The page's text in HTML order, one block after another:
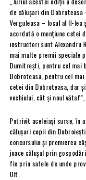
de călușari din
Verguleasa – locul al II-
acordată o mențiune cetei
instructori sunt Alexandru
mai multe premii speciale
Dumitrești, pentru cel mai
Dobroteasa, pentru cel
cetei din Dobroteasa, dar
vechiului, cât și noul
Potrivit aceleiași surse, în
călușari copii din
concursului și premierea
joace călușul prin
fie prin satele de unde
Olt.